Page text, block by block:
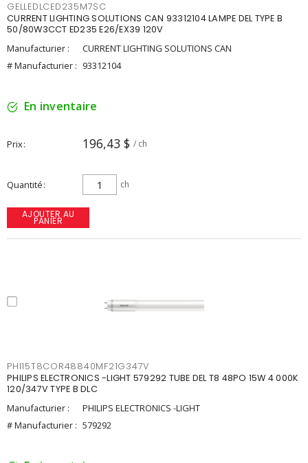
GELLEDLCED235M7SC
CURRENT LIGHTING SOLUTIONS CAN 93312104 LAMPE DEL TYPE B
50/80W3CCT ED235 E26/EX39 120V
Manufacturier :
CURRENT LIGHTING SOLUTIONS CAN
# Manufacturier : 93312104
En inventaire
Prix 196,43 $ / ch
Quantité ch
AJOUTER AU
PANIER
PHI15T8COR48840MF21G347V
PHILIPS ELECTRONICS -LIGHT 579292 TUBE DEL T8 48PO 15W 4 000K
120/347V TYPE B DLC
Manufacturier :
PHILIPS ELECTRONICS -LIGHT
# Manufacturier : 579292